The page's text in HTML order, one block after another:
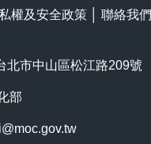
權及安全政策 聯絡我們
北市中山區松江路209號
部